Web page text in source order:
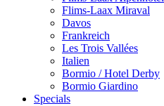
Flims-Laax Miraval
Davos
Frankreich
Les Trois Vallées
Italien
Bormio / Hotel Derby
Bormio Giardino
Specials